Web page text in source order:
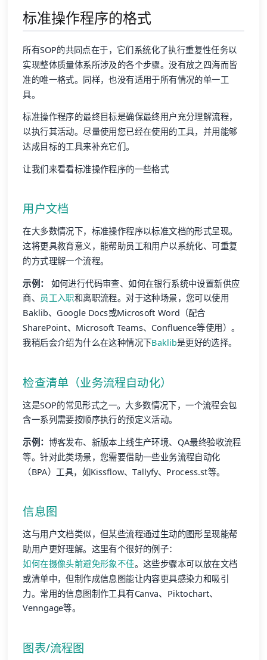
标准操作程序的格式
所有SOP的共同点在于，它们系统化了执行重复性任务以
实现整体质量体系所涉及的各个步骤。没有放之四海而皆
准的唯一格式。同样，也没有适用于所有情况的单一工
具。
标准操作程序的最终目标是确保最终用户充分理解流程，
以执行其活动。尽量使用您已经在使用的工具，并用能够
达成目标的工具来补充它们。
让我们来看看标准操作程序的一些格式
用户文档
在大多数情况下，标准操作程序以标准文档的形式呈现。
这将更具教育意义，能帮助员工和用户以系统化、可重复
的方式理解一个流程。
示例：
如何进行代码审查、如何在银行系统中设置新供应
商、 员工入职和离职流程。对于这种场景，您可以使用
Baklib、Google Docs或Microsoft Word（配合
SharePoint、Microsoft Teams、Confluence等使用）。
我稍后会介绍为什么在这种情况下Baklib是更好的选择。
检查清单（业务流程自动化）
这是SOP的常见形式之一。大多数情况下，一个流程会包
含一系列需要按顺序执行的预定义活动。
示例： 博客发布、新版本上线生产环境、QA最终验收流程
等。针对此类场景，您需要借助一些业务流程自动化
（BPA）工具，如Kissflow、Tallyfy、Process.st等。
信息图
这与用户文档类似，但某些流程通过生动的图形呈现能帮
助用户更好理解。这里有个很好的例子：
如何在摄像头前避免形象不佳。这些步骤本可以放在文档
或清单中，但制作成信息图能让内容更具感染力和吸引
力。常用的信息图制作工具有Canva、Piktochart、
Venngage等。
图表/流程图